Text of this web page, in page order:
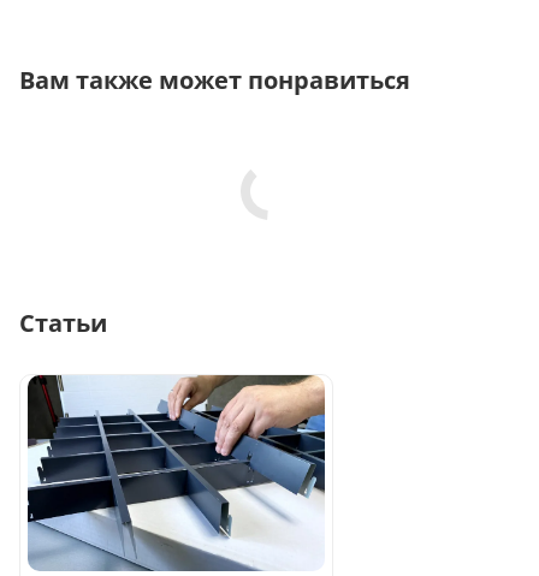
Вам также может понравиться
Статьи